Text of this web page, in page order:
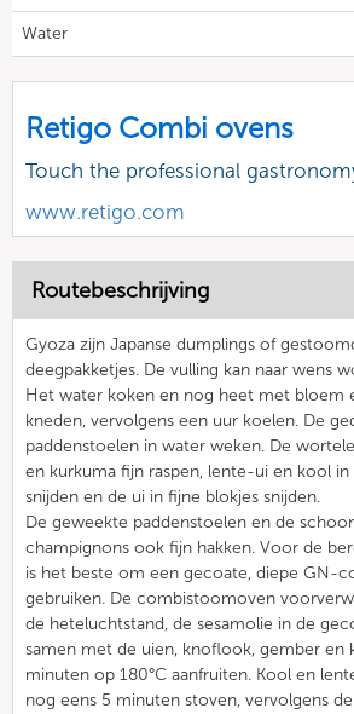
Water
Retigo Combi ovens
Touch the professional
www.retigo.com
Routebeschrijving
Gyoza zijn Japanse dumplings of
deegpakketjes. De vulling kan naar wens
Het water koken en nog heet met bloem
kneden, vervolgens een uur koelen. De
paddenstoelen in water weken. De
en kurkuma fijn raspen, lente-ui en kool
snijden en de ui in fijne blokjes snijden.
De geweekte paddenstoelen en de
champignons ook fijn hakken. Voor de
is het beste om een gecoate, diepe GN-
gebruiken. De combistoomoven
de heteluchtstand, de sesamolie in de
samen met de uien, knoflook, gember en
minuten op 180°C aanfruiten. Kool en
nog eens 5 minuten stoven, vervolgens